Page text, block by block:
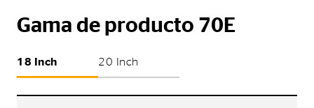
Gama de producto 70E
18 Inch 20 Inch